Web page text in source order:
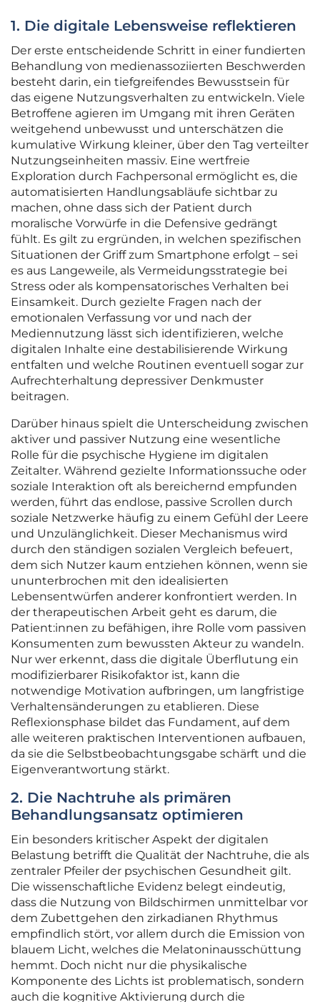
1. Die digitale Lebensweise reflektieren
Der erste entscheidende Schritt in einer fundierten
Behandlung von medienassoziierten Beschwerden
besteht darin, ein tiefgreifendes Bewusstsein für
das eigene Nutzungsverhalten zu entwickeln. Viele
Betroffene agieren im Umgang mit ihren Geräten
weitgehend unbewusst und unterschätzen die
kumulative Wirkung kleiner, über den Tag verteilter
Nutzungseinheiten massiv. Eine wertfreie
Exploration durch Fachpersonal ermöglicht es, die
automatisierten Handlungsabläufe sichtbar zu
machen, ohne dass sich der Patient durch
moralische Vorwürfe in die Defensive gedrängt
fühlt. Es gilt zu ergründen, in welchen spezifischen
Situationen der Griff zum Smartphone erfolgt – sei
es aus Langeweile, als Vermeidungsstrategie bei
Stress oder als kompensatorisches Verhalten bei
Einsamkeit. Durch gezielte Fragen nach der
emotionalen Verfassung vor und nach der
Mediennutzung lässt sich identifizieren, welche
digitalen Inhalte eine destabilisierende Wirkung
entfalten und welche Routinen eventuell sogar zur
Aufrechterhaltung depressiver Denkmuster
beitragen.
Darüber hinaus spielt die Unterscheidung zwischen
aktiver und passiver Nutzung eine wesentliche
Rolle für die psychische Hygiene im digitalen
Zeitalter. Während gezielte Informationssuche oder
soziale Interaktion oft als bereichernd empfunden
werden, führt das endlose, passive Scrollen durch
soziale Netzwerke häufig zu einem Gefühl der Leere
und Unzulänglichkeit. Dieser Mechanismus wird
durch den ständigen sozialen Vergleich befeuert,
dem sich Nutzer kaum entziehen können, wenn sie
ununterbrochen mit den idealisierten
Lebensentwürfen anderer konfrontiert werden. In
der therapeutischen Arbeit geht es darum, die
Patient:innen zu befähigen, ihre Rolle vom passiven
Konsumenten zum bewussten Akteur zu wandeln.
Nur wer erkennt, dass die digitale Überflutung ein
modifizierbarer Risikofaktor ist, kann die
notwendige Motivation aufbringen, um langfristige
Verhaltensänderungen zu etablieren. Diese
Reflexionsphase bildet das Fundament, auf dem
alle weiteren praktischen Interventionen aufbauen,
da sie die Selbstbeobachtungsgabe schärft und die
Eigenverantwortung stärkt.
2. Die Nachtruhe als primären
Behandlungsansatz optimieren
Ein besonders kritischer Aspekt der digitalen
Belastung betrifft die Qualität der Nachtruhe, die als
zentraler Pfeiler der psychischen Gesundheit gilt.
Die wissenschaftliche Evidenz belegt eindeutig,
dass die Nutzung von Bildschirmen unmittelbar vor
dem Zubettgehen den zirkadianen Rhythmus
empfindlich stört, vor allem durch die Emission von
blauem Licht, welches die Melatoninausschüttung
hemmt. Doch nicht nur die physikalische
Komponente des Lichts ist problematisch, sondern
auch die kognitive Aktivierung durch die